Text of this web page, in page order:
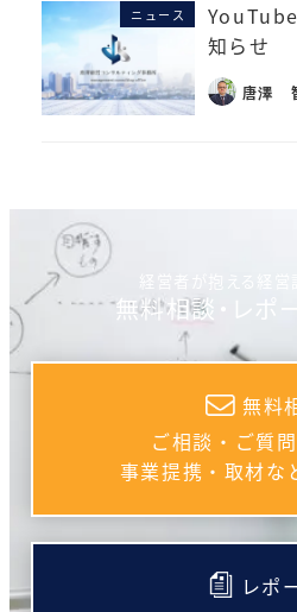
ニュース
知らせ
唐澤
経営者が抱える経
無料相談・レポ
無料
ご相談・ご質
事業提携・取材な
レポ